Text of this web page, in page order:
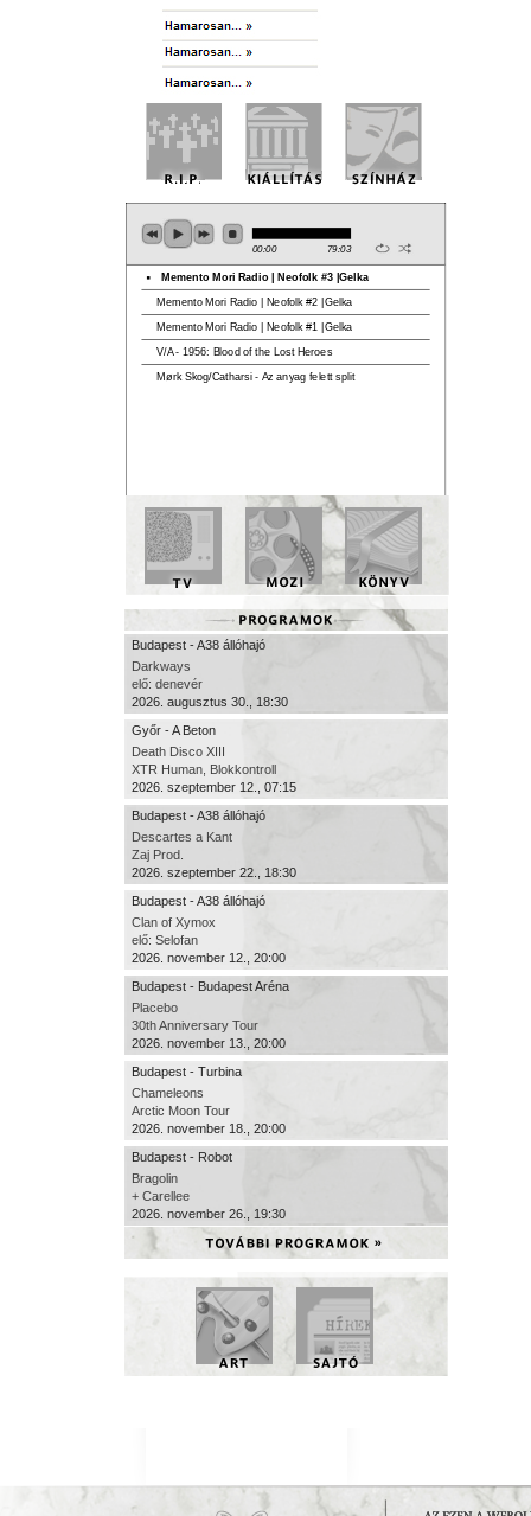
Budapest - A38 állóhajó
Darkways
elő: denevér
2026. augusztus 30., 18:30
Győr - A Beton
Death Disco XIII
XTR Human, Blokkontroll
2026. szeptember 12., 07:15
Budapest - A38 állóhajó
Descartes a Kant
Zaj Prod.
2026. szeptember 22., 18:30
Budapest - A38 állóhajó
Clan of Xymox
elő: Selofan
2026. november 12., 20:00
Budapest - Budapest Aréna
Placebo
30th Anniversary Tour
2026. november 13., 20:00
Budapest - Turbina
Chameleons
Arctic Moon Tour
2026. november 18., 20:00
Budapest - Robot
Bragolin
+ Carellee
2026. november 26., 19:30